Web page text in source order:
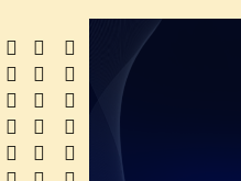
 